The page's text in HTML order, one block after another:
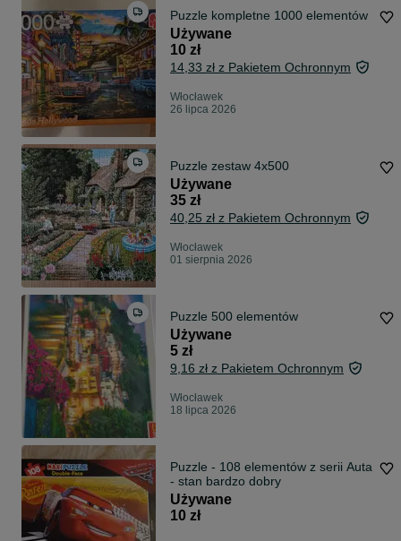
Puzzle kompletne 1000 elementów
Używane
10 zł
14,33 zł z Pakietem Ochronnym
Włocławek
26 lipca 2026
Puzzle zestaw 4x500
Używane
35 zł
40,25 zł z Pakietem Ochronnym
Włocławek
01 sierpnia 2026
Puzzle 500 elementów
Używane
5 zł
9,16 zł z Pakietem Ochronnym
Włocławek
18 lipca 2026
Puzzle - 108 elementów z serii Auta
- stan bardzo dobry
Używane
10 zł